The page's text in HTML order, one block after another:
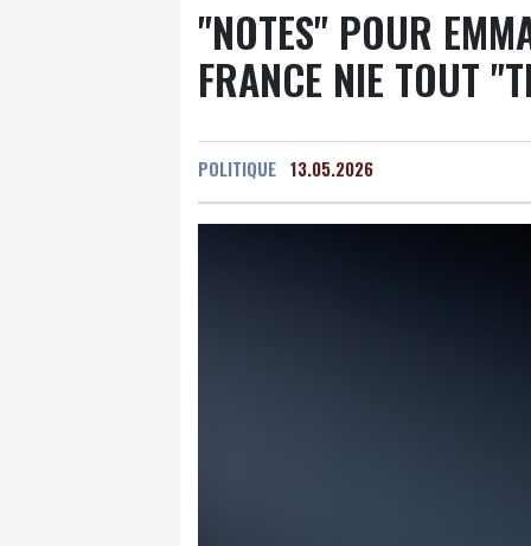
"NOTES" POUR
FRANCE NIE TOUT
POLITIQUE 13.05.2026